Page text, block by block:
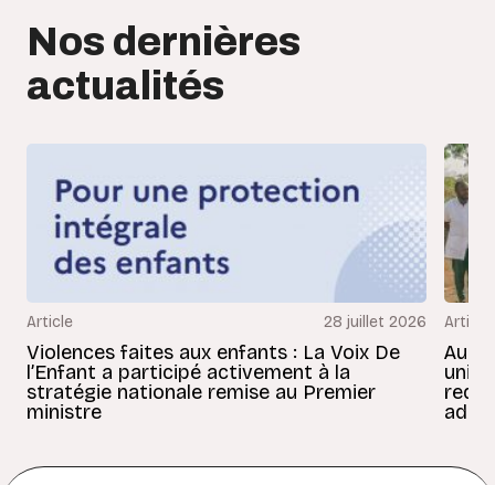
Nos dernières
actualités
Article 28 juillet 2026
Violences faites aux enfants : La Voix De
l’Enfant a participé activement à la
stratégie nationale remise au Premier
ministre
Article
Au